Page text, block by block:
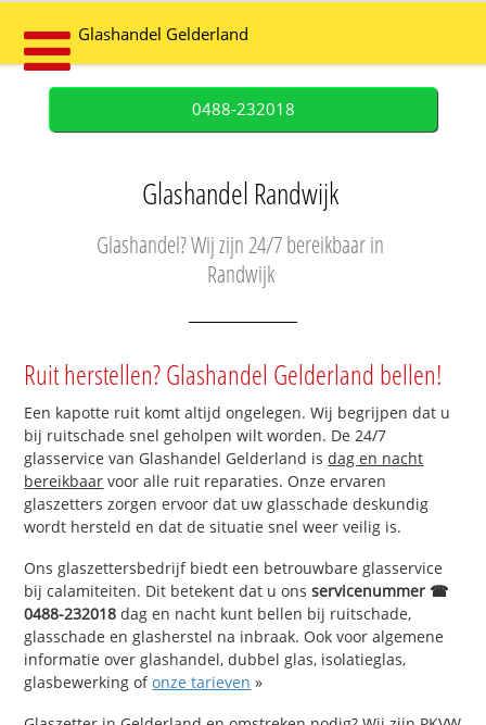
Glashandel Gelderland
0488-232018
Glashandel Randwijk
Glashandel? Wij zijn 24/7 bereikbaar in
Randwijk
Ruit herstellen? Glashandel Gelderland bellen!
Een kapotte ruit komt altijd ongelegen. Wij begrijpen dat u
bij ruitschade snel geholpen wilt worden. De 24/7
glasservice van Glashandel Gelderland isdag en nacht
bereikbaar voor alle ruit reparaties. Onze ervaren
glaszetters zorgen ervoor dat uw glasschade deskundig
wordt hersteld en dat de situatie snel weer veilig is.
Ons glaszettersbedrijf biedt een betrouwbare glasservice
bij calamiteiten. Dit betekent dat u onsservicenummer ☎
0488-232018 dag en nacht kunt bellen bij ruitschade,
glasschade en glasherstel na inbraak. Ook voor algemene
informatie over glashandel, dubbel glas, isolatieglas,
glasbewerking ofonze tarieven »